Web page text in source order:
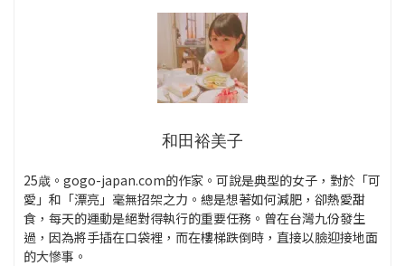
和田裕美子
25歳。gogo-japan.com的作家。可說是典型的女子，對於「可
愛」和「漂亮」毫無招架之力。總是想著如何減肥，卻熱愛甜
食，每天的運動是絕對得執行的重要任務。曾在台灣九份發生
過，因為將手插在口袋裡，而在樓梯跌倒時，直接以臉迎接地面
的大慘事。